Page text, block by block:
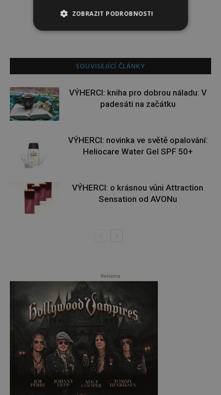
SOUVISEJÍCÍ ČLÁNKY
VÝHERCI: kniha pro dobrou náladu: V
padesáti na začátku
VÝHERCI: novinka ve světě opalování:
Heliocare Water Gel SPF 50+
VÝHERCI: o krásnou vůni Attraction
Sensation od AVONu
Reklama
ZOBRAZIT PODROBNOSTI